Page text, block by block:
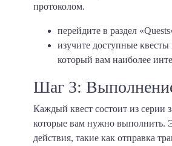
протоколом.
перейдите в раздел
изучите доступные квесты
который вам наиболее
Шаг 3:
Каждый квест состоит из серии
которые вам нужно выполнить.
действия, такие как отправка